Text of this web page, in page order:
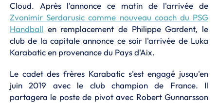
Cloud. Après l'annonce ce matin de l'arrivée de
Zvonimir Serdarusic comme nouveau coach du PSG
Handball en remplacement de Philippe Gardent, le
club de la capitale annonce ce soir l'arrivée de Luka
Karabatic en provenance du Pays d'Aix.
Le cadet des frères Karabatic s'est engagé jusqu'en
juin 2019 avec le club champion de France. Il
partagera le poste de pivot avec Robert Gunnarsson